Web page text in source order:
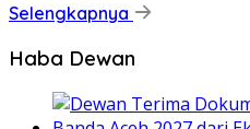
Selengkapnya
Haba Dewan